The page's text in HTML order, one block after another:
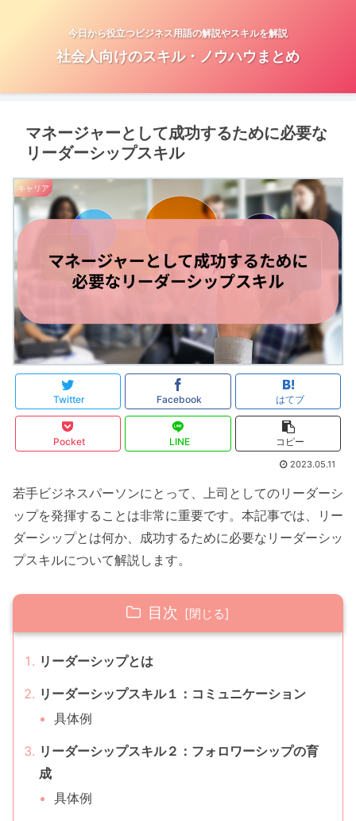
今日から役立つビジネス用語の解説やスキルを解説
社会人向けのスキル・ノウハウまとめ
マネージャーとして成功するために必要な
リーダーシップスキル
キャリア
Twitter Facebook はてブ
Pocket LINE コピー
2023.05.11
若手ビジネスパーソンにとって、上司としてのリーダーシ
ップを発揮することは非常に重要です。本記事では、リー
ダーシップとは何か、成功するために必要なリーダーシッ
プスキルについて解説します。
目次
リーダーシップとは
リーダーシップスキル１：コミュニケーション
具体例
リーダーシップスキル２：フォロワーシップの育
成
具体例